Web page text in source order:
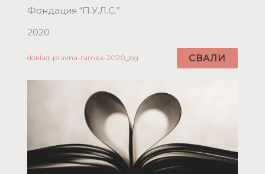
Фондация “П.У.Л.С.”
2020
doklad-pravna-ramka-2020_bg СВАЛИ